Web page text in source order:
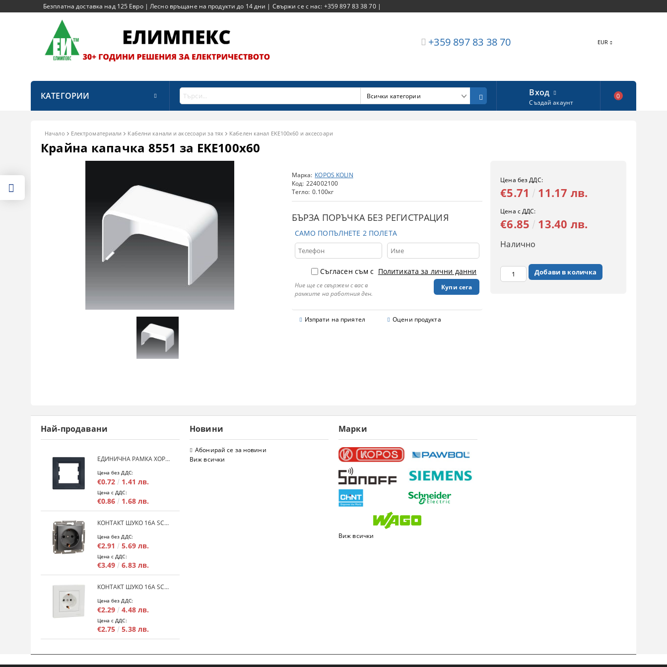
Безплатна доставка над 125 Евро | Лесно връщане на продукти до 14 дни | Свържи се с нас: +359 897 83 38 70 |
+359 897 83 38 70 EUR
КАТЕГОРИИ Вход
Създай акаунт
0
Начало Електроматериали Кабелни канали и аксесоари за тях Кабелен канал EKE100x60 и аксесоари
Крайна капачка 8551 за EKE100x60
Марка: KOPOS KOLIN
Код: 224002100
Тегло: 0.100кг
БЪРЗА ПОРЪЧКА БЕЗ РЕГИСТРАЦИЯ
САМО ПОПЪЛНЕТЕ 2 ПОЛЕТА
Съгласен съм с Политиката за лични данни
Ние ще се свържем с вас в
рамките на работния ден.
Изпрати на приятел Оцени продукта
Цена без ДДС:
€5.71 11.17 лв.
Цена с ДДС:
€6.85 13.40 лв.
Налично
Най-продавани
ЕДИНИЧНА РАМКА ХОРИЗОНТАЛНА SCHNEIDER ASFORA EPH5800171 - АНТРАЦИТ
Цена без ДДС:
€0.72 1.41 лв.
Цена с ДДС:
€0.86 1.68 лв.
КОНТАКТ ШУКО 16A SCHNEIDER ASFORA EPH2900171 - АНРАЦИТ
Цена без ДДС:
€2.91 5.69 лв.
Цена с ДДС:
€3.49 6.83 лв.
КОНТАКТ ШУКО 16A SCHNEIDER ASFORA EPH2900121 - БЯЛ
Цена без ДДС:
€2.29 4.48 лв.
Цена с ДДС:
€2.75 5.38 лв.
Новини
Абонирай се за новини
Виж всички
Марки
Виж всички